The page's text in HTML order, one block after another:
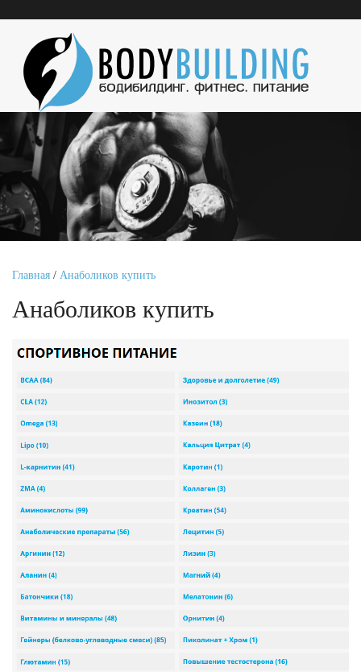
Главная / Анаболиков купить
Анаболиков купить